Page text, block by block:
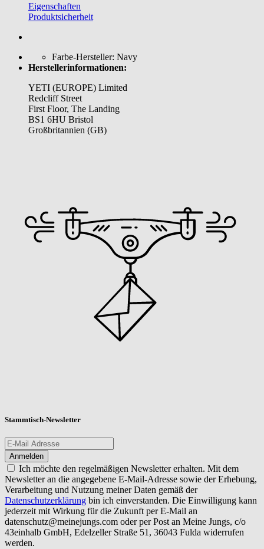
Eigenschaften
Produktsicherheit
Farbe-Hersteller: Navy
Herstellerinformationen:
YETI (EUROPE) Limited
Redcliff Street
First Floor, The Landing
BS1 6HU Bristol
Großbritannien (GB)
Stammtisch-Newsletter
Ich möchte den regelmäßigen Newsletter erhalten. Mit dem
Newsletter an die angegebene E-Mail-Adresse sowie der Erhebung,
Verarbeitung und Nutzung meiner Daten gemäß der
Datenschutzerklärung bin ich einverstanden. Die Einwilligung kann
jederzeit mit Wirkung für die Zukunft per E-Mail an
datenschutz@meinejungs.com oder per Post an Meine Jungs, c/o
43einhalb GmbH, Edelzeller Straße 51, 36043 Fulda widerrufen
werden.